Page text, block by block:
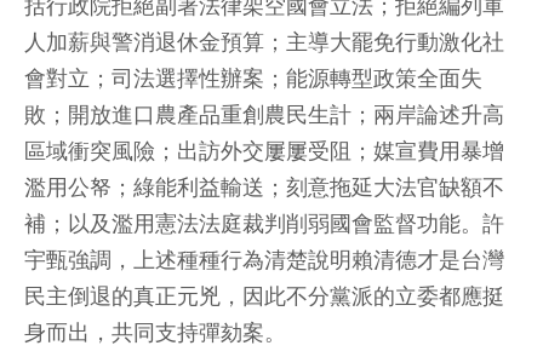
括行政院拒絕副署法律架空國會立法；拒絕編列軍
人加薪與警消退休金預算；主導大罷免行動激化社
會對立；司法選擇性辦案；能源轉型政策全面失
敗；開放進口農產品重創農民生計；兩岸論述升高
區域衝突風險；出訪外交屢屢受阻；媒宣費用暴增
濫用公帑；綠能利益輸送；刻意拖延大法官缺額不
補；以及濫用憲法法庭裁判削弱國會監督功能。許
宇甄強調，上述種種行為清楚說明賴清德才是台灣
民主倒退的真正元兇，因此不分黨派的立委都應挺
身而出，共同支持彈劾案。